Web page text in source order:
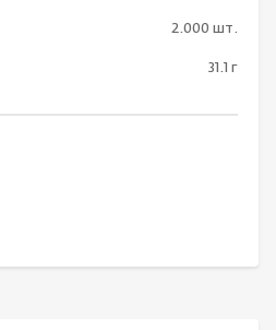
2.000 шт.
31.1 г